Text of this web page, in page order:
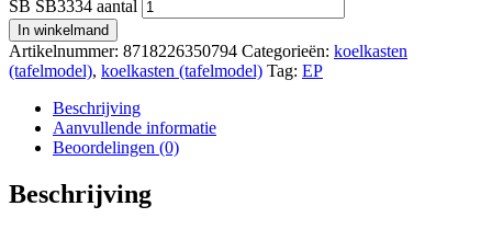
SB SB3334 aantal
In winkelmand
Artikelnummer: 8718226350794 Categorieën: koelkasten
(tafelmodel), koelkasten (tafelmodel) Tag: EP
Beschrijving
Aanvullende informatie
Beoordelingen (0)
Beschrijving